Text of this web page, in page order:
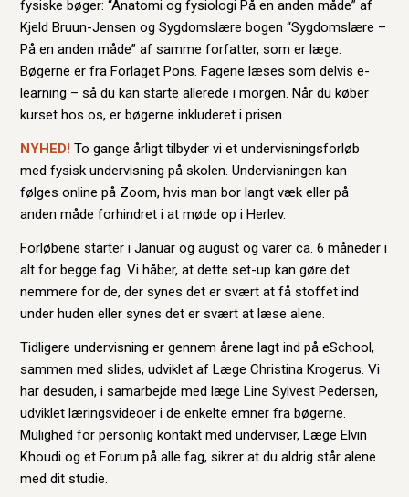
fysiske bøger: “Anatomi og fysiologi På en anden måde” af
Kjeld Bruun-Jensen og Sygdomslære bogen “Sygdomslære –
På en anden måde” af samme forfatter, som er læge.
Bøgerne er fra Forlaget Pons. Fagene læses som delvis e-
learning – så du kan starte allerede i morgen. Når du køber
kurset hos os, er bøgerne inkluderet i prisen.
NYHED! To gange årligt tilbyder vi et undervisningsforløb
med fysisk undervisning på skolen. Undervisningen kan
følges online på Zoom, hvis man bor langt væk eller på
anden måde forhindret i at møde op i Herlev.
Forløbene starter i Januar og august og varer ca. 6 måneder i
alt for begge fag. Vi håber, at dette set-up kan gøre det
nemmere for de, der synes det er svært at få stoffet ind
under huden eller synes det er svært at læse alene.
Tidligere undervisning er gennem årene lagt ind på eSchool,
sammen med slides, udviklet af Læge Christina Krogerus. Vi
har desuden, i samarbejde med læge Line Sylvest Pedersen,
udviklet læringsvideoer i de enkelte emner fra bøgerne.
Mulighed for personlig kontakt med underviser, Læge Elvin
Khoudi og et Forum på alle fag, sikrer at du aldrig står alene
med dit studie.